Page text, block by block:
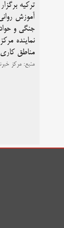
ترکیه
آموزش
جنگی و
نماینده
مناطق
منبع: مرکز